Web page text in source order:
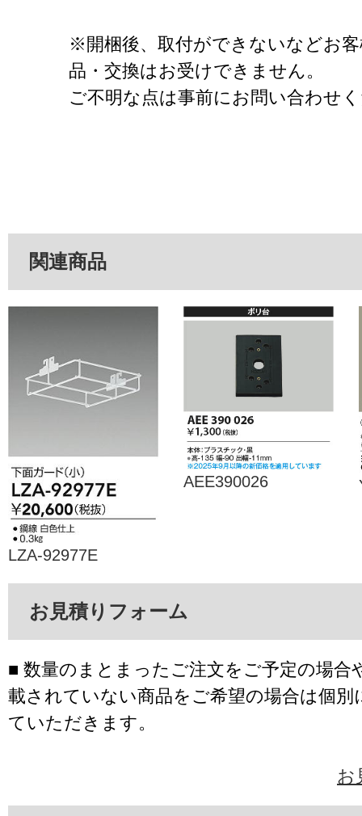
※開梱後、取付ができないなどお
品・交換はお受けできません。
ご不明な点は事前にお問い合わせ
関連商品
LZA-92977E
AEE390026
お見積りフォーム
■ 数量のまとまったご注文をご予定の場合
載されていない商品をご希望の場合は個別
ていただきます。
お